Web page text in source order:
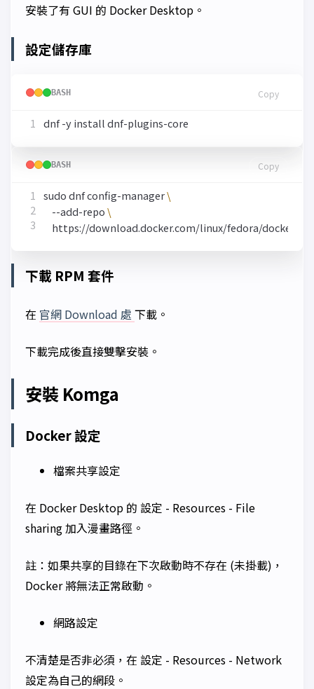
安裝了有 GUI 的 Docker Desktop。
設定儲存庫
BASH Copy
BASH Copy
sudo dnf config-manager
    --add-repo
下載 RPM 套件
在 官網 Download 處 下載。
下載完成後直接雙擊安裝。
安裝 Komga
Docker 設定
檔案共享設定
在 Docker Desktop 的 設定 - Resources - File
sharing加入漫畫路徑。
註： 如果共享的目錄在下次啟動時不存在 (未掛載)，
Docker 將無法正常啟動。
網路設定
不清楚是否非必須，在 設定 - Resources - Network
設定為自己的網段。